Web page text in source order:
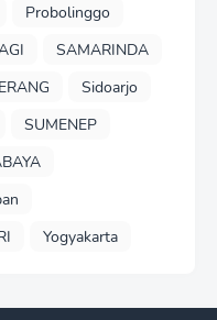
Probolinggo
SAMARINDA
Sidoarjo
SUMENEP
Yogyakarta